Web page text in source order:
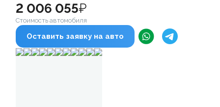
2 006 055₽
Стоимость автомобиля
Оставить заявку на авто